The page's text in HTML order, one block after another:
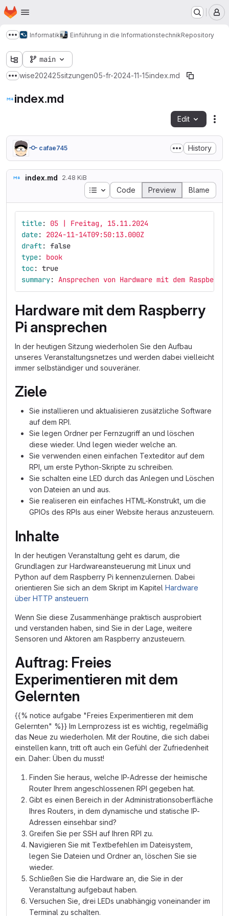
Skip to main content
Homepage
Show more breadcrumbs
Informatik Einführung in die InformationstechnikRepository
main
Show more breadcrumbs
wise202425sitzungen05-fr-2024-11-15index.md
index.md
Edit
cafae745 History
index.md 2.48 KiB
Table of contents
Code Preview Blame
title:
05 | Freitag, 15.11.2024
date:
2024-11-14T09:50:13.000Z
draft: false
type:
book
toc: true
summary: Ansprechen von Hardware mit dem
Hardware mit dem Raspberry
Pi ansprechen
In der heutigen Sitzung wiederholen Sie den Aufbau
unseres Veranstaltungsnetzes und werden dabei vielleicht
immer selbständiger und souveräner.
Ziele
Sie installieren und aktualisieren zusätzliche Software
auf dem RPI.
Sie legen Ordner per Fernzugriff an und löschen
diese wieder. Und legen wieder welche an.
Sie verwenden einen einfachen Texteditor auf dem
RPI, um erste Python-Skripte zu schreiben.
Sie schalten eine LED durch das Anlegen und Löschen
von Dateien an und aus.
Sie realiseren ein einfaches HTML-Konstrukt, um die
GPIOs des RPIs aus einer Website heraus anzusteuern.
Inhalte
In der heutigen Veranstaltung geht es darum, die
Grundlagen zur Hardwareansteuerung mit Linux und
Python auf dem Raspberry Pi kennenzulernen. Dabei
orientieren Sie sich an dem Skript im Kapitel Hardware
über HTTP ansteuern
Wenn Sie diese Zusammenhänge praktisch ausprobiert
und verstanden haben, sind Sie in der Lage, weitere
Sensoren und Aktoren am Raspberry anzusteuern.
Auftrag: Freies
Experimentieren mit dem
Gelernten
{{% notice aufgabe "Freies Experimentieren mit dem
Gelernten" %}} Im Lernprozess ist es wichtig, regelmäßig
das Neue zu wiederholen. Mit der Routine, die sich dabei
einstellen kann, tritt oft auch ein Gefühl der Zufriedenheit
ein. Daher: Üben du musst!
Finden Sie heraus, welche IP-Adresse der heimische
Router Ihrem angeschlossenen RPI gegeben hat.
Gibt es einen Bereich in der Administrationsoberfläche
Ihres Routers, in dem dynamische und statische IP-
Adressen einsehbar sind?
Greifen Sie per SSH auf Ihren RPI zu.
Navigieren Sie mit Textbefehlen im Dateisystem,
legen Sie Dateien und Ordner an, löschen Sie sie
wieder.
Schließen Sie die Hardware an, die Sie in der
Veranstaltung aufgebaut haben.
Versuchen Sie, drei LEDs unabhängig voneinander im
Terminal zu schalten.